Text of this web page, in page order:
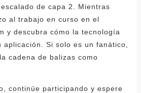
de capa 2. Mientras
al trabajo en curso en el
y descubra cómo la tecnología
Si solo es un fanático,
cadena de balizas como
continúe participando y espere